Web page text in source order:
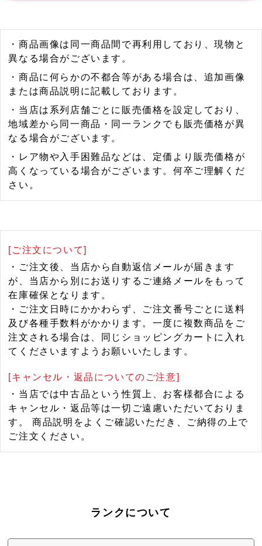
・商品画像は同一商品間で再利用しており、現物と
異なる場合がございます。
・商品に何らかの不都合等がある場合は、追加画像
または商品説明に記載しております。
・当店は系列店舗ごとに販売価格を設定しており、
地域差から同一商品・同一ランクでも販売価格が異
なる場合がございます。
・レア物や入手困難品などは、定価より販売価格が
高くなっている場合がございます。何卒ご理解くだ
さい。
[ご注文について]
・ご注文後、当店から自動返信メールが届きます
が、当店から別にお送りするご連絡メールをもって
在庫確保となります。
・ご注文日時にかかわらず、ご注文番号ごとに送料
及び各種手数料がかかります。一度に複数商品をご
注文される場合は、同じショッピングカートに入れ
てくださいますようお願いいたします。
[キャンセル・返品についてのご注意]
・当店では中古品という性質上、お客様都合による
キャンセル・返品等は一切ご遠慮いただいておりま
す。 商品説明をよくご確認いただき、ご納得の上で
ご注文ください。
ランクについて